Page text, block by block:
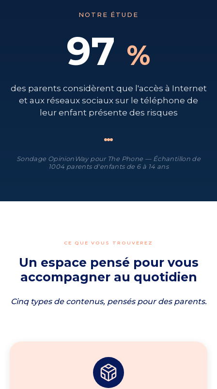
NOTRE ÉTUDE
97 %
des parents considèrent que l'accès à Internet
et aux réseaux sociaux sur le téléphone de
leur enfant présente des risques
Sondage OpinionWay pour The Phone — Échantillon de
1004 parents d'enfants de 6 à 14 ans
CE QUE VOUS TROUVEREZ
Un espace pensé pour vous
accompagner au quotidien
Cinq types de contenus, pensés pour des parents.